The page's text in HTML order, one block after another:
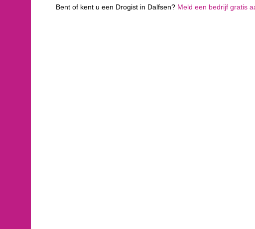
Bent of kent u een Drogist in Dalfsen? Meld een bedrijf gratis